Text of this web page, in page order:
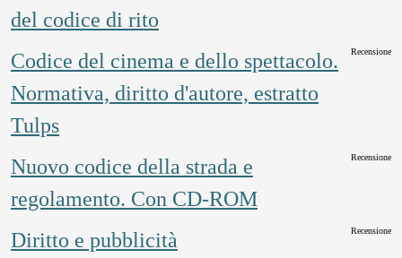
del codice di rito
Codice del cinema e dello spettacolo.
Normativa, diritto d'autore, estratto
Tulps
Recensione
Nuovo codice della strada e
regolamento. Con CD-ROM
Recensione
Diritto e pubblicità Recensione